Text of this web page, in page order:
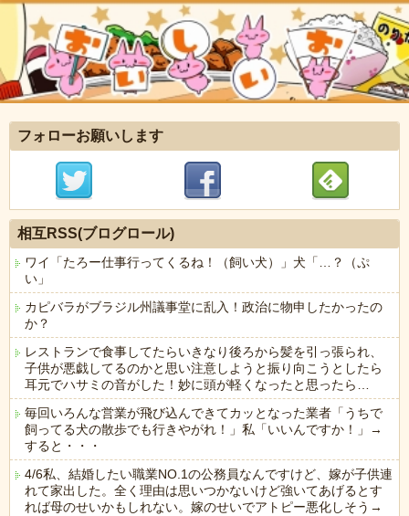
フォローお願いします
相互RSS(ブログロール)
ワイ「たろー仕事行ってくるね！（飼い犬）」犬「…？（ぷ
い」
カピバラがブラジル州議事堂に乱入！政治に物申したかったの
か？
レストランで食事してたらいきなり後ろから髪を引っ張られ、
子供が悪戯してるのかと思い注意しようと振り向こうとしたら
耳元でハサミの音がした！妙に頭が軽くなったと思ったら…
毎回いろんな営業が飛び込んできてカッとなった業者「うちで
飼ってる犬の散歩でも行きやがれ！」私「いいんですか！」→
すると・・・
4/6私、結婚したい職業NO.1の公務員なんですけど、嫁が子供連
れて家出した。全く理由は思いつかないけど強いてあげるとす
れば母のせいかもしれない。嫁のせいでアトピー悪化しそう→